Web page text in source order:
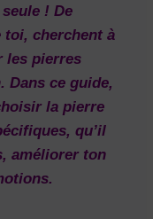
! De
toi, cherchent à
les pierres
Dans ce guide,
la pierre
, qu’il
améliorer ton